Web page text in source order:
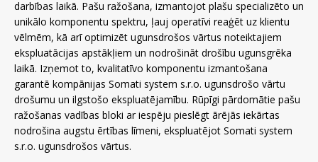
darbības laikā. Pašu ražošana, izmantojot plašu specializēto un
unikālo komponentu spektru, ļauj operatīvi reaģēt uz klientu
vēlmēm, kā arī optimizēt ugunsdrošos vārtus noteiktajiem
ekspluatācijas apstākļiem un nodrošināt drošību ugunsgrēka
laikā. Izņemot to, kvalitatīvo komponentu izmantošana
garantē kompānijas Somati system s.r.o. ugunsdrošo vārtu
drošumu un ilgstošo ekspluatējamību. Rūpīgi pārdomātie pašu
ražošanas vadības bloki ar iespēju pieslēgt ārējās iekārtas
nodrošina augstu ērtības līmeni, ekspluatējot Somati system
s.r.o. ugunsdrošos vārtus.